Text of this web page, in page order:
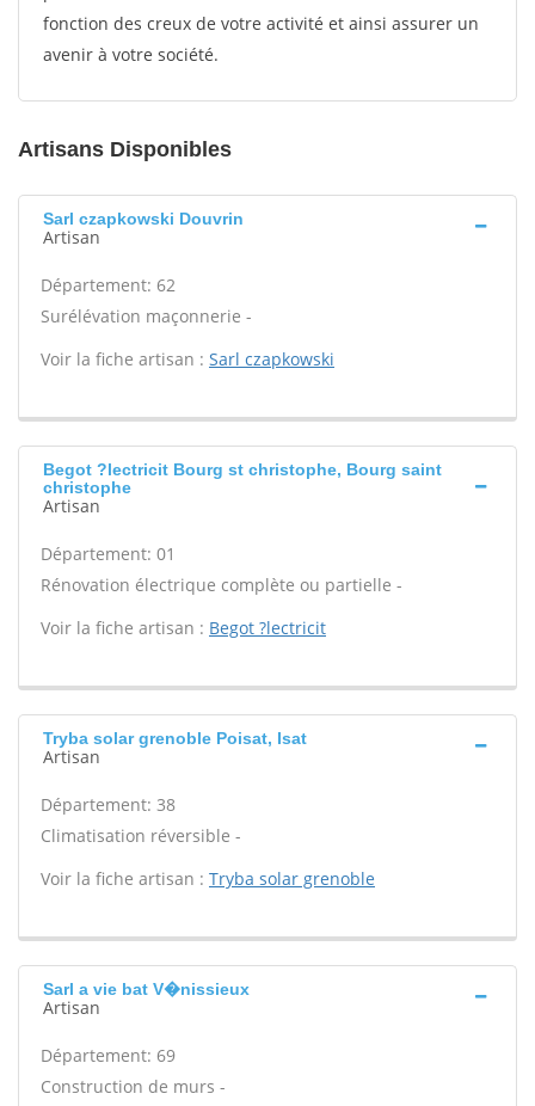
fonction des creux de votre activité et ainsi assurer un
avenir à votre société.
Artisans Disponibles
Sarl czapkowski Douvrin
Artisan
Département: 62
Surélévation maçonnerie -
Voir la fiche artisan : Sarl czapkowski
Begot ?lectricit Bourg st christophe, Bourg saint
christophe
Artisan
Département: 01
Rénovation électrique complète ou partielle -
Voir la fiche artisan : Begot ?lectricit
Tryba solar grenoble Poisat, Isat
Artisan
Département: 38
Climatisation réversible -
Voir la fiche artisan : Tryba solar grenoble
Sarl a vie bat V�nissieux
Artisan
Département: 69
Construction de murs -